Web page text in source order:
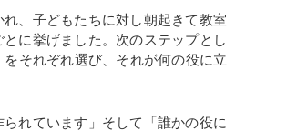
、子どもたちに対し朝起きて教室
に挙げました。次のステップとし
それぞれ選び、それが何の役に立
れています」そして「誰かの役に